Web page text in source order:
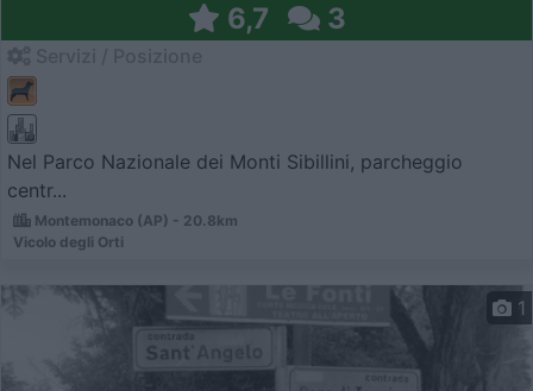
6,7 3
Nel Parco Nazionale dei Monti Sibillini, parcheggio
centr...
Montemonaco (AP) - 20.8km
Vicolo degli Orti
1